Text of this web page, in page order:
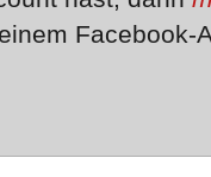
Facebook-